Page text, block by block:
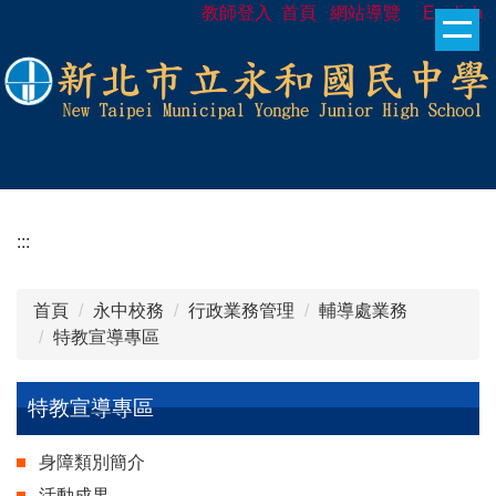
主
要
教師登入 首頁 網站導覽 English
:::
首頁 永中校務 行政業務管理
輔導處業務
特教宣導專區
特教宣導專區
身障類別簡介